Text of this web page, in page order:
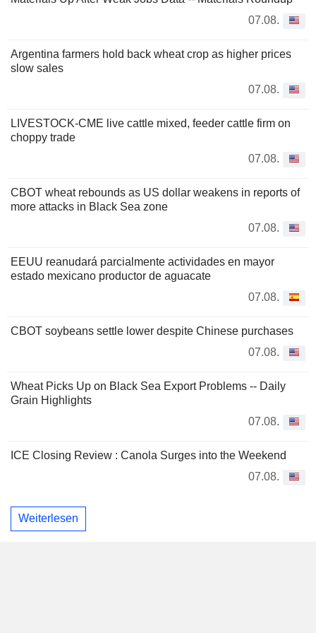
07.08.
Argentina farmers hold back wheat crop as higher prices
slow sales
07.08.
LIVESTOCK-CME live cattle mixed, feeder cattle firm on
choppy trade
07.08.
CBOT wheat rebounds as US dollar weakens in reports of
more attacks in Black Sea zone
07.08.
EEUU reanudará parcialmente actividades en mayor
estado mexicano productor de aguacate
07.08.
CBOT soybeans settle lower despite Chinese purchases
07.08.
Wheat Picks Up on Black Sea Export Problems -- Daily
Grain Highlights
07.08.
ICE Closing Review : Canola Surges into the Weekend
07.08.
Weiterlesen